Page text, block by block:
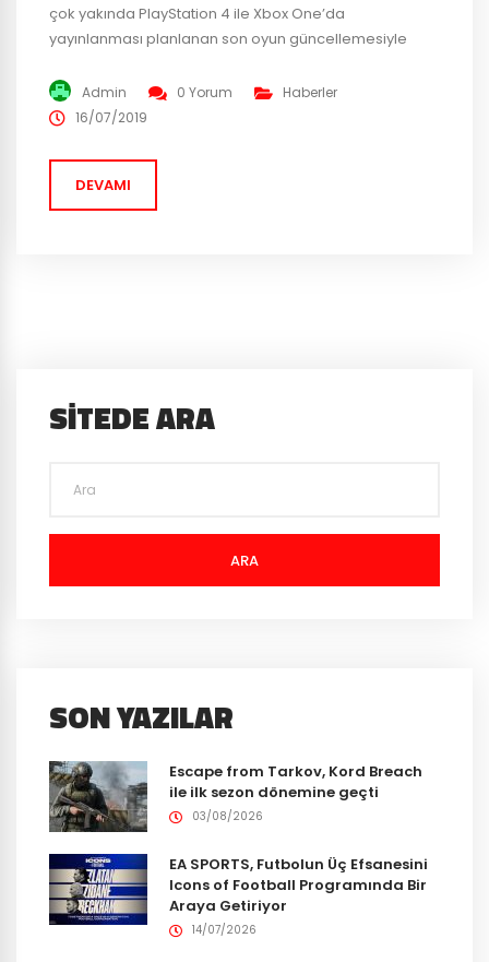
çok yakında PlayStation 4 ile Xbox One’da
yayınlanması planlanan son oyun güncellemesiyle
bilgi vermek ve bu oyun güncellemesindeki
değişikliklerden bahsettiler. Son zamanlarda FIFA 19
olmuştu. EA Games yapılan bu çağrıya kayıtsız kalmadı.
“Bazı oyuncular...
Admin 0 Yorum
Haberler
16/07/2019
DEVAMI
SITEDE ARA
ARA
SON YAZILAR
Escape from Tarkov, Kord Breach
ile ilk sezon dönemine geçti
03/08/2026
EA SPORTS, Futbolun Üç Efsanesini
Icons of Football Programında Bir
Araya Getiriyor
14/07/2026